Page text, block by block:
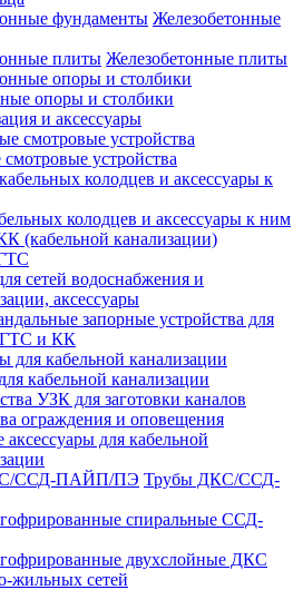
Железобетонные
Железобетонные плиты
опоры и столбики
и аксессуары
устройства
колодцев и аксессуары к ним
(кабельной канализации)
сетей водоснабжения и
аксессуары
запорные устройства для
и КК
кабельной канализации
УЗК для заготовки каналов
ограждения и оповещения
для кабельной
Трубы ДКС/ССД-
спиральные ССД-
двухслойные ДКС
жильных сетей